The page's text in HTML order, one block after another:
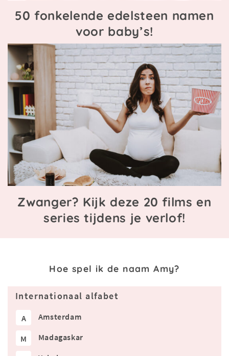
50 fonkelende edelsteen namen
voor baby’s!
Zwanger? Kijk deze 20 films en
series tijdens je verlof!
Hoe spel ik de naam Amy?
Internationaal alfabet
A Amsterdam
M Madagaskar